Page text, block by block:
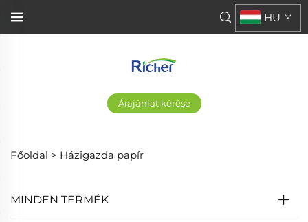
Árajánlat kérése
HU
Főoldal > Házigazda papír
MINDEN TERMÉK